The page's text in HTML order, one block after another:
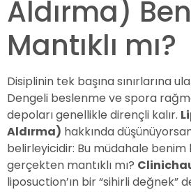
Aldırma)
Mantıklı mı?
Disiplinin tek başına sınırlarına
Dengeli beslenme ve spora
depoları genellikle dirençli kalır.
Aldırma) hakkında
belirleyicidir: Bu müdahale
gerçekten mantıklı mı?
liposuction’ın bir “sihirli değnek”